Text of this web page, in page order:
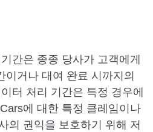
간은 종종 당사가 고객에게
이거나 대여 완료 시까지의
터 처리 기간은 특정 경우에
에 대한 특정 클레임이나
의 권익을 보호하기 위해 저